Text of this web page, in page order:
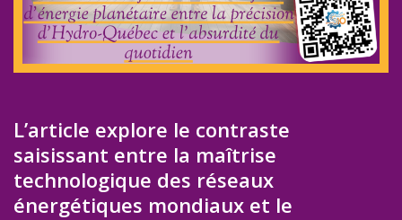
L’article explore le contraste
saisissant entre la maîtrise
technologique des réseaux
énergétiques mondiaux et le